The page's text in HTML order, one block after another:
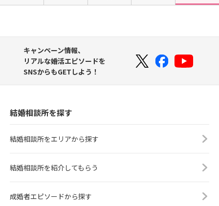
キャンペーン情報、
リアルな婚活エピソードを
SNSからもGETしよう！
結婚相談所を探す
結婚相談所をエリアから探す
結婚相談所を紹介してもらう
成婚者エピソードから探す